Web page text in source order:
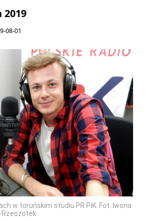
2019
08-01
w toruńskim studiu PR PiK. Fot. Iwona